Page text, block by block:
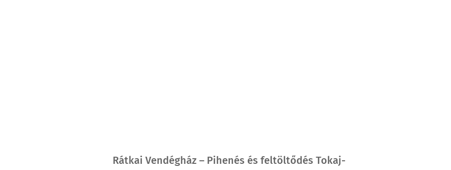
Rátkai Vendégház – Pihenés és feltöltődés Tokaj-